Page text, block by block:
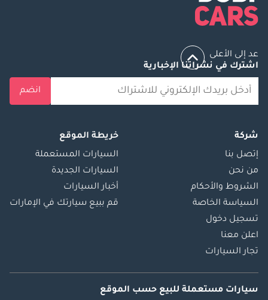
عد إلى الأعلى
اشترك في نشراتنا الإخبارية
انضم
شركة
إتصل بنا
من نحن
الشروط والأحكام
السياسة الخاصة
تسجيل دخول
اعلن معنا
تجار السيارات
خريطة الموقع
السيارات المستعملة
السيارات الجديدة
أخبار السيارات
قم ببيع سيارتك في الإمارات
سيارات مستعملة للبيع حسب الموقع